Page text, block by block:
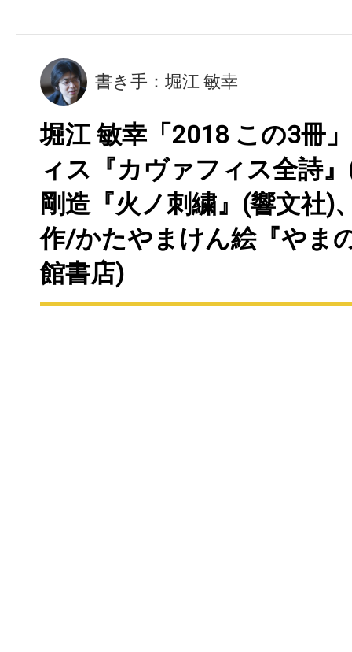
書き手：堀江 敏幸
堀江 敏幸「2018 この3冊
ィス『カヴァフィス全詩
剛造『火ノ刺繍』(響文社)
作/かたやまけん絵『やま
館書店)